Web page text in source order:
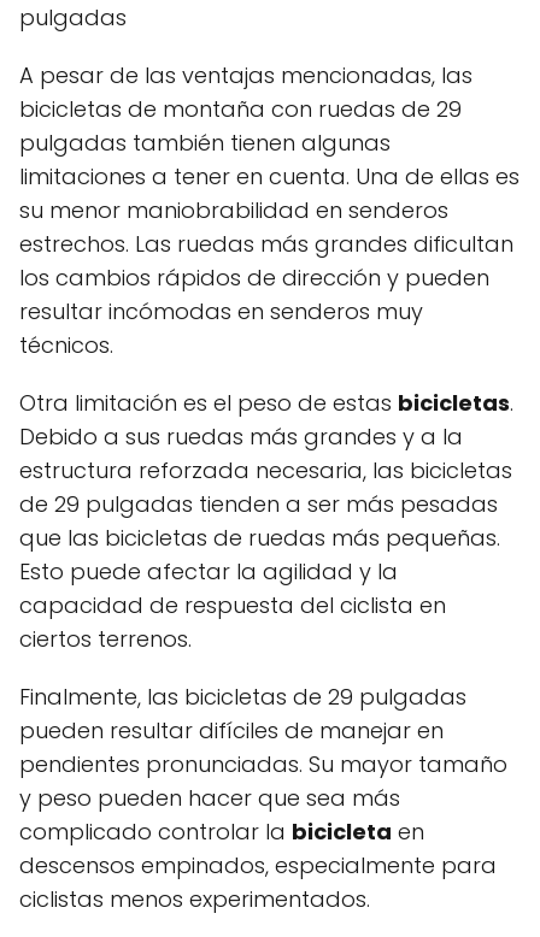
pulgadas
A pesar de las ventajas mencionadas, las
bicicletas de montaña con ruedas de 29
pulgadas también tienen algunas
limitaciones a tener en cuenta. Una de ellas es
su menor maniobrabilidad en senderos
estrechos. Las ruedas más grandes dificultan
los cambios rápidos de dirección y pueden
resultar incómodas en senderos muy
técnicos.
Otra limitación es el peso de estas bicicletas.
Debido a sus ruedas más grandes y a la
estructura reforzada necesaria, las bicicletas
de 29 pulgadas tienden a ser más pesadas
que las bicicletas de ruedas más pequeñas.
Esto puede afectar la agilidad y la
capacidad de respuesta del ciclista en
ciertos terrenos.
Finalmente, las bicicletas de 29 pulgadas
pueden resultar difíciles de manejar en
pendientes pronunciadas. Su mayor tamaño
y peso pueden hacer que sea más
complicado controlar la bicicleta en
descensos empinados, especialmente para
ciclistas menos experimentados.